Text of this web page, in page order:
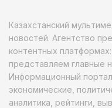
Казахстанский
новостей. Агентство
контентных
представляем главные
Информационный
экономические,
аналитика, рейтинги,